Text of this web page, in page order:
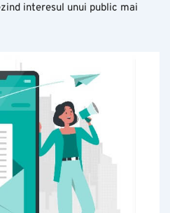
interesul unui public mai